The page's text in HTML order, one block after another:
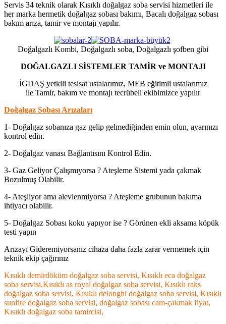
Servis 34 teknik olarak Kısıklı doğalgaz soba servisi hizmetleri ile
her marka hermetik doğalgaz sobası bakımı, Bacalı doğalgaz sobası
bakım arıza, tamir ve montajı yapılır.
Doğalgazlı Kombi, Doğalgazlı soba, Doğalgazlı şofben gibi
DOĞALGAZLI SİSTEMLER TAMİR ve MONTAJI
İGDAŞ yetkili tesisat ustalarımız, MEB eğitimli ustalarımız
ile Tamir, bakım ve montajı tecrübeli ekibimizce yapılır
Doğalgaz Sobası Arızaları
1- Doğalgaz sobanıza gaz gelip gelmediğinden emin olun, ayarınızı
kontrol edin.
2- Doğalgaz vanası Bağlantısını Kontrol Edin.
3- Gaz Geliyor Çalışmıyorsa ? Ateşleme Sistemi yada çakmak
Bozulmuş Olabilir.
4- Ateşliyor ama alevlenmiyorsa ? Ateşleme grubunun bakıma
ihtiyacı olabilir.
5- Doğalgaz Sobası koku yapıyor ise ? Görünen ekli aksama köpük
testi yapın
Arızayı Gideremiyorsanız cihaza daha fazla zarar vermemek için
teknik ekip çağırınız
Kısıklı demirdöküm doğalgaz soba servisi, Kısıklı eca doğalgaz
soba servisi,Kısıklı as royal doğalgaz soba servisi, Kısıklı raks
doğalgaz soba servisi, Kısıklı delonghi doğalgaz soba servisi, Kısıklı
sunfire doğalgaz soba servisi, doğalgaz sobası cam-çakmak fiyat,
Kısıklı doğalgaz soba tamircisi,